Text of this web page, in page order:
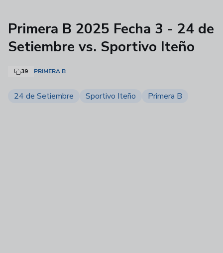
Primera B 2025 Fecha 3 - 24 de
Setiembre vs. Sportivo Iteño
39 PRIMERA B
24 de Setiembre Sportivo Iteño Primera B